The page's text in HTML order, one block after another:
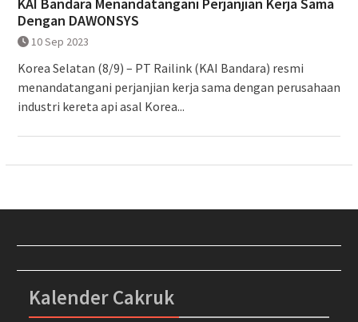
Dengan DAWONSYS
10 Sep 2023
Korea Selatan (8/9) – PT Railink (KAI Bandara) resmi
menandatangani perjanjian kerja sama dengan perusahaan
industri kereta api asal Korea...
Kalender Cakruk